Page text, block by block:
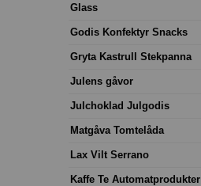
Glass
Godis Konfektyr Snacks
Gryta Kastrull Stekpanna
Julens gåvor
Julchoklad Julgodis
Matgåva Tomtelåda
Lax Vilt Serrano
Kaffe Te Automatprodukter